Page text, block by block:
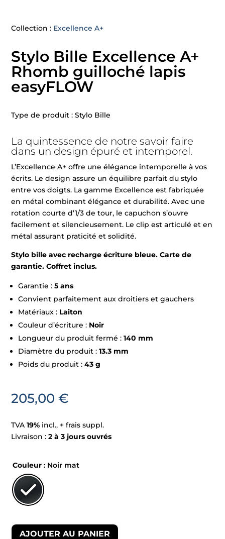
Collection : Excellence A+
Stylo Bille Excellence A+
Rhomb guilloché lapis
easyFLOW
Type de produit : Stylo Bille
La quintessence de notre savoir faire
dans un design épuré et intemporel.
L’Excellence A+ offre une élégance intemporelle à vos
écrits. Le design assure un équilibre parfait du stylo
entre vos doigts. La gamme Excellence est fabriquée
en métal combinant élégance et durabilité. Avec une
rotation courte d’1/3 de tour, le capuchon s’ouvre
facilement et silencieusement. Le clip est articulé et en
métal assurant praticité et solidité.
Stylo bille avec recharge écriture bleue. Carte de
garantie. Coffret inclus.
Garantie :5 ans
Convient parfaitement aux droitiers et gauchers
Matériaux : Laiton
Couleur d’écriture : Noir
Longueur du produit fermé :140 mm
Diamètre du produit :13.3 mm
Poids du produit :43 g
205,00€
TVA19% incl., + frais suppl.
Livraison :2 à 3 jours ouvrés
Couleur : Noir mat
AJOUTER AU PANIER